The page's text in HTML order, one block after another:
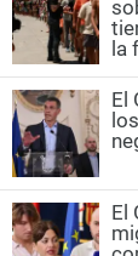
la
El
El